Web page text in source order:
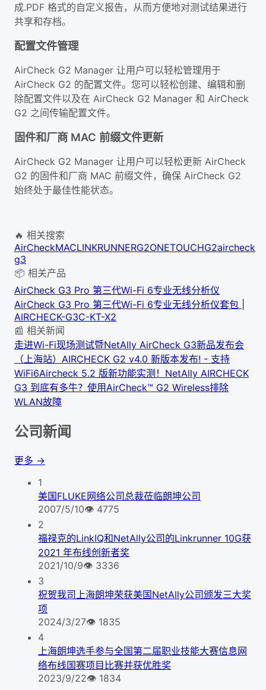
成.PDF 格式的自定义报告，从而方便地对测试结果进行
共享和存档。
配置文件管理
AirCheck G2 Manager 让用户可以轻松管理用于
AirCheck G2 的配置文件。您可以轻松创建、编辑和删
除配置文件以及在 AirCheck G2 Manager 和 AirCheck
G2 之间传输配置文件。
固件和厂商 MAC 前缀文件更新
AirCheck G2 Manager 让用户可以轻松更新 AirCheck
G2 的固件和厂商 MAC 前缀文件，确保 AirCheck G2
始终处于最佳性能状态。
🔥 相关搜索
AirCheckMACLINKRUNNERG2ONETOUCHG2aircheck
g3
📦 相关产品
AirCheck G3 Pro 第三代Wi-Fi 6专业无线分析仪
AirCheck G3 Pro 第三代Wi-Fi 6专业无线分析仪套包 |
AIRCHECK-G3C-KT-X2
📰 相关新闻
走进Wi-Fi现场测试暨NetAlly AirCheck G3新品发布会
（上海站） AIRCHECK G2 v4.0 新版本发布! - 支持
WiFi6Aircheck 5.2 版新功能实测！NetAlly AIRCHECK
G3 到底有多牛？ 使用AirCheck™ G2 Wireless排除
WLAN故障
公司新闻
更多 →
1
美国FLUKE网络公司总裁莅临朗坤公司
2007/5/10👁 4775
2
福禄克的LinkIQ和NetAlly公司的Linkrunner 10G获
2021 年布线创新者奖
2021/10/9👁 3336
3
祝贺我司上海朗坤荣获美国NetAlly公司颁发三大奖
项
2024/3/27👁 1835
4
上海朗坤选手参与全国第二届职业技能大赛信息网
络布线国赛项目比赛并获优胜奖
2023/9/22👁 1834